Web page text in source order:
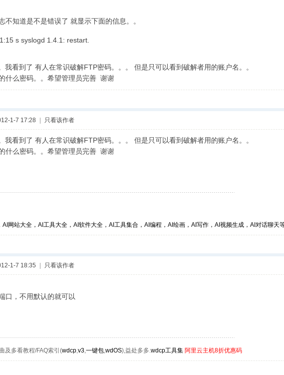
不知道是不是错误了 就显示下面的信息。。
s syslogd 1.4.1: restart.
我看到了 有人在常识破解FTP密码。。。 但是只可以看到破解者用的账户名。。
什么密码。。希望管理员完善 谢谢
1-7 17:28 只看该作者
我看到了 有人在常识破解FTP密码。。。 但是只可以看到破解者用的账户名。。
什么密码。。希望管理员完善 谢谢
AI网站大全，AI工具大全，AI软件大全，AI工具集合，AI编程，AI绘画，AI写作，AI视频生成，AI对话聊天
1-7 18:35 只看该作者
口，不用默认的就可以
及多看教程/FAQ索引(wdcp,v3,一键包,wdOS),益处多多.wdcp工具集 阿里云主机8折优惠码